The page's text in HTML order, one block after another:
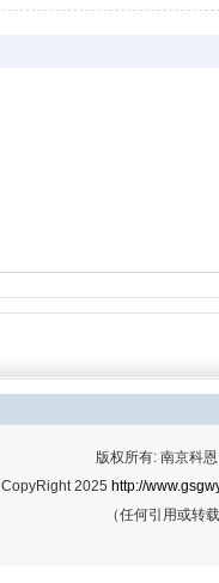
版权所有: 南京科
CopyRight 2025 http://
（任何引用或转